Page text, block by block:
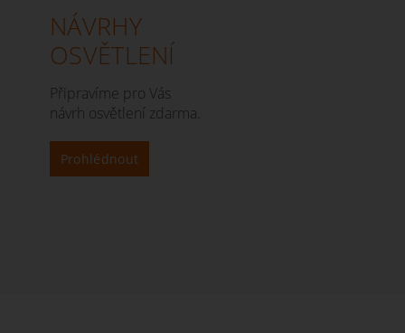
NÁVRHY
OSVĚTLENÍ
Připravíme pro Vás
návrh osvětlení zdarma.
Prohlédnout